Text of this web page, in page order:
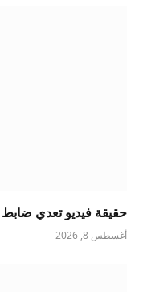
حقيقة فيديو تعدي
أغسطس 8, 2026